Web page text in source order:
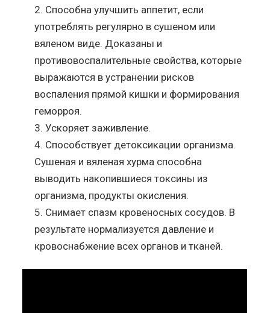
Способна улучшить аппетит, если
употреблять регулярно в сушеном или
вяленом виде. Доказаны и
противовоспалительные свойства, которые
выражаются в устранении рисков
воспаления прямой кишки и формирования
геморроя.
Ускоряет заживление.
Способствует детоксикации организма.
Сушеная и вяленая хурма способна
выводить накопившиеся токсины из
организма, продукты окисления.
Снимает спазм кровеносных сосудов. В
результате нормализуется давление и
кровоснабжение всех органов и тканей.